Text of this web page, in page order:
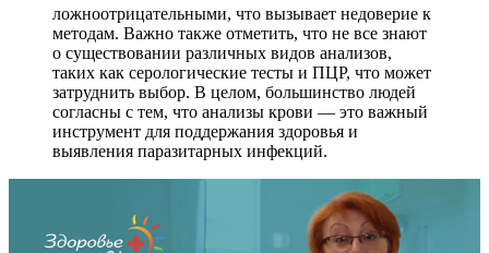
ложноотрицательными, что вызывает недоверие к
методам. Важно также отметить, что не все знают
о существовании различных видов анализов,
таких как серологические тесты и ПЦР, что может
затруднить выбор. В целом, большинство людей
согласны с тем, что анализы крови — это важный
инструмент для поддержания здоровья и
выявления паразитарных инфекций.